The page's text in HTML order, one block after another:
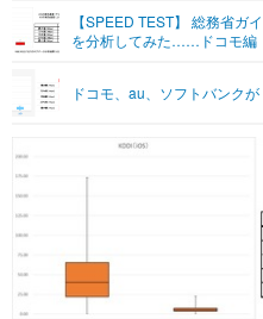
グラビア
その他
【SPEED TEST】 総務省ガ
を分析してみた……ドコモ編
ドコモ、au、ソフトバンク